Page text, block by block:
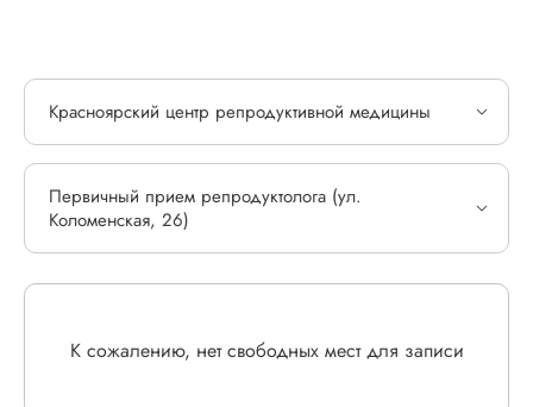
К сожалению, нет свободных мест для записи
Красноярский центр репродуктивной медицины
Первичный прием репродуктолога (ул.
Коломенская, 26)